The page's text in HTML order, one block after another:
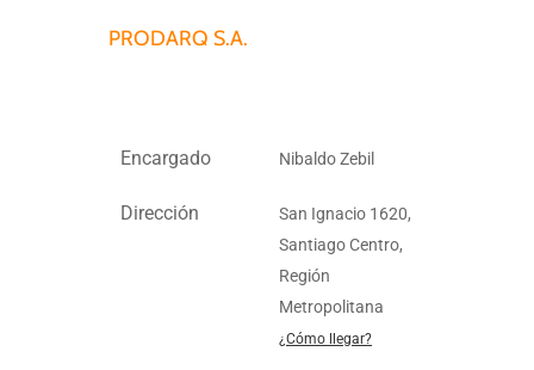
PRODARQ S.A.
Encargado Nibaldo Zebil
Dirección
San Ignacio 1620,
Santiago Centro,
Región
Metropolitana
¿Cómo llegar?